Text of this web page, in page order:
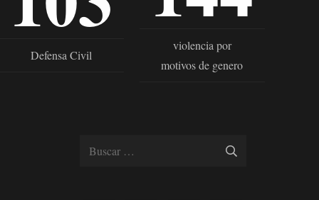
Defensa Civil
violencia por
motivos de genero